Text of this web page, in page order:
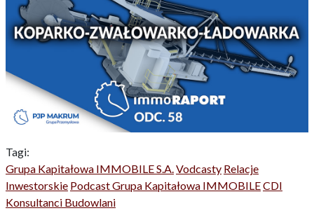
Tagi:
Grupa Kapitałowa IMMOBILE S.A. Vodcasty Relacje
Inwestorskie Podcast Grupa Kapitałowa IMMOBILECDI
Konsultanci Budowlani